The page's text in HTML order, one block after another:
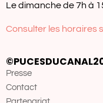
Le dimanche de 7h à
Consulter les horaires
Presse
Contact